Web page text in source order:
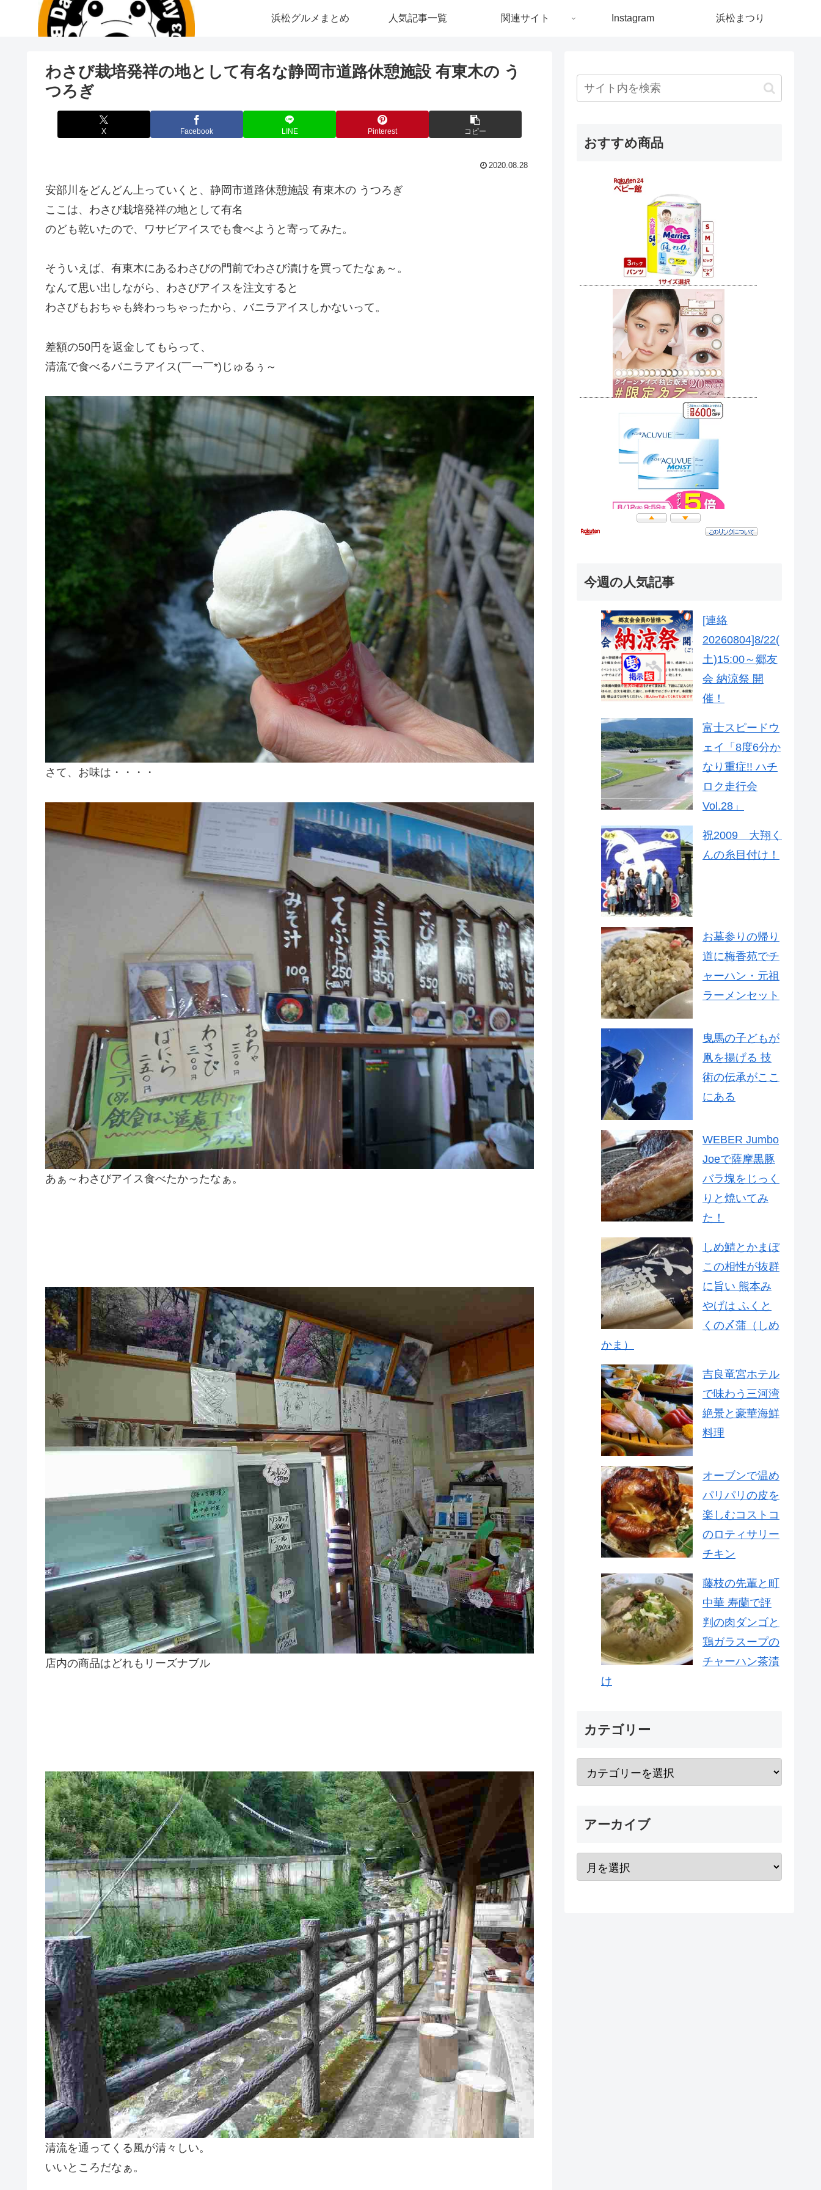
浜松グルメまとめ 人気記事一覧 関連サイト Instagram 浜松まつり
わさび栽培発祥の地として有名な静岡市道路休憩施設 有東木の う
つろぎ
X Facebook LINE Pinterest コピー
2020.08.28
安部川をどんどん上っていくと、静岡市道路休憩施設 有東木の うつろぎ
ここは、わさび栽培発祥の地として有名
のども乾いたので、ワサビアイスでも食べようと寄ってみた。
そういえば、有東木にあるわさびの門前でわさび漬けを買ってたなぁ～。
なんて思い出しながら、わさびアイスを注文すると
わさびもおちゃも終わっちゃったから、バニラアイスしかないって。
差額の50円を返金してもらって、
清流で食べるバニラアイス(￣￢￣*)じゅるぅ～
さて、お味は・・・・
あぁ～わさびアイス食べたかったなぁ。
店内の商品はどれもリーズナブル
清流を通ってくる風が清々しい。
いいところだなぁ。
おすすめ商品
今週の人気記事
[連絡
20260804]8/22(
土)15:00～郷友
会 納涼祭 開
催！
富士スピードウ
ェイ「8度6分か
なり重症!! ハチ
ロク走行会
Vol.28」
祝2009 大翔く
んの糸目付け！
お墓参りの帰り
道に梅香苑でチ
ャーハン・元祖
ラーメンセット
曳馬の子どもが
凧を揚げる 技
術の伝承がここ
にある
WEBER Jumbo
Joeで薩摩黒豚
バラ塊をじっく
りと焼いてみ
た！
しめ鯖とかまぼ
この相性が抜群
に旨い 熊本み
やげは ふくと
くの〆蒲（しめ
かま）
吉良竜宮ホテル
で味わう三河湾
絶景と豪華海鮮
料理
オーブンで温め
パリパリの皮を
楽しむコストコ
のロティサリー
チキン
藤枝の先輩と町
中華 寿蘭で評
判の肉ダンゴと
鶏ガラスープの
チャーハン茶漬
け
カテゴリー
アーカイブ